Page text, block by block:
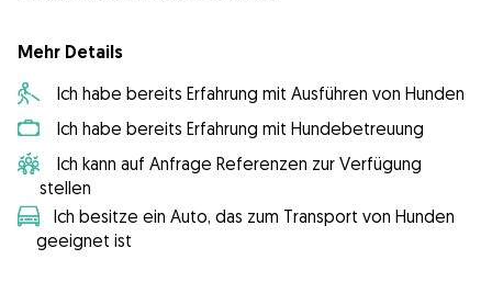
Mehr Details
Ich habe bereits Erfahrung mit Ausführen von Hunden
Ich habe bereits Erfahrung mit Hundebetreuung
Ich kann auf Anfrage Referenzen zur Verfügung
stellen
Ich besitze ein Auto, das zum Transport von Hunden
geeignet ist